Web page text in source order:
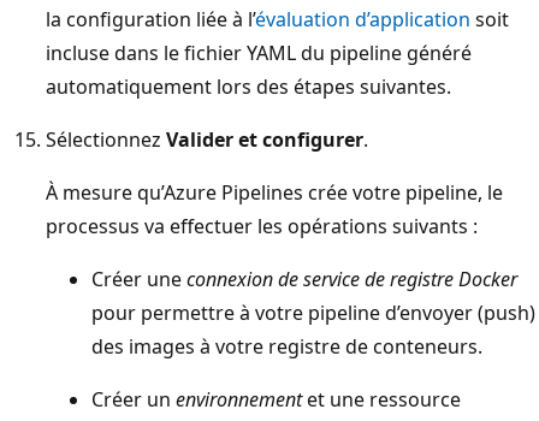
la configuration liée à l’évaluation d’application soit
incluse dans le fichier YAML du pipeline généré
automatiquement lors des étapes suivantes.
Sélectionnez Valider et configurer.
À mesure qu’Azure Pipelines crée votre pipeline, le
processus va effectuer les opérations suivants :
Créer uneconnexion de service de registre Docker
pour permettre à votre pipeline d’envoyer (push)
des images à votre registre de conteneurs.
Créer un environnementet une ressource